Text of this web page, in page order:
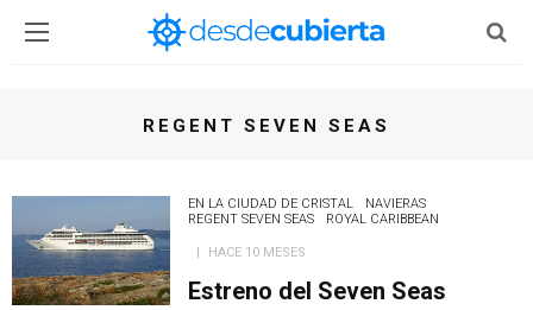
REGENT SEVEN SEAS
EN LA CIUDAD DE CRISTAL
NAVIERAS
REGENT SEVEN SEAS
ROYAL CARIBBEAN
HACE 10 MESES
Estreno del Seven Seas